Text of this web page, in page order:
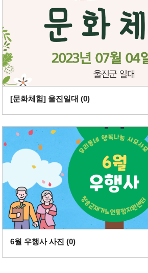
[문화체험] 울진일대 (0)
6월 우행사 사진 (0)